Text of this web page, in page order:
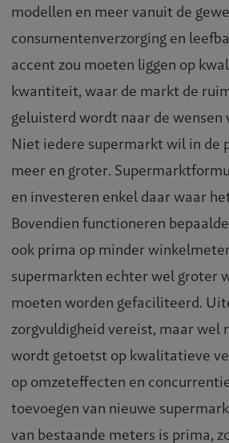
modellen en meer vanuit de
consumentenverzorging en
accent zou moeten liggen op
kwantiteit, waar de markt de
geluisterd wordt naar de wensen
Niet iedere supermarkt wil in de
meer en groter.
en investeren enkel daar waar
Bovendien functioneren
ook prima op minder
supermarkten echter wel groter
moeten worden gefaciliteerd.
zorgvuldigheid vereist, maar wel
wordt getoetst op kwalitatieve
op omzeteffecten en
toevoegen van nieuwe
van bestaande meters is prima,